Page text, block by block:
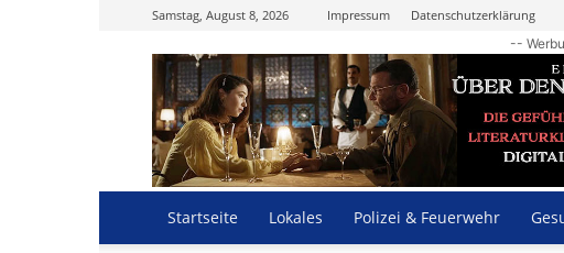
Samstag, August 8, 2026 Impressum Datenschutzerklärung
--
Startseite Lokales Polizei & Feuerwehr